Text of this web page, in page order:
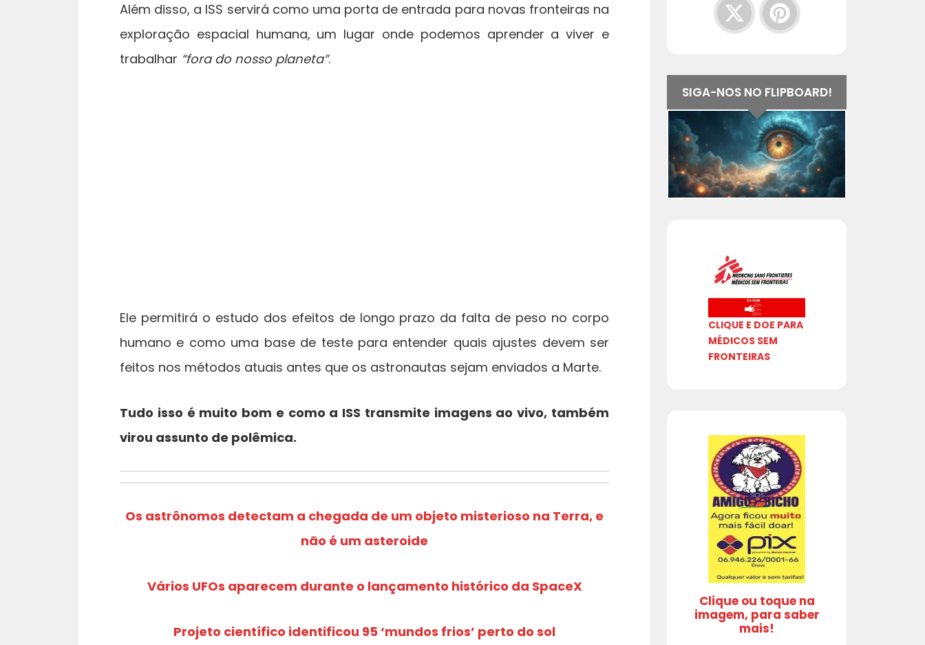
Além disso, a ISS servirá como uma porta de entrada para novas fronteiras na
exploração espacial humana, um lugar onde podemos aprender a viver e
trabalhar “fora do nosso planeta”.
Ele permitirá o estudo dos efeitos de longo prazo da falta de peso no corpo
humano e como uma base de teste para entender quais ajustes devem ser
feitos nos métodos atuais antes que os astronautas sejam enviados a Marte.
Tudo isso é muito bom e como a ISS transmite imagens ao vivo, também
virou assunto de polêmica.
Os astrônomos detectam a chegada de um objeto misterioso na Terra, e
não é um asteroide
Vários UFOs aparecem durante o lançamento histórico da SpaceX
Projeto científico identificou 95 ‘mundos frios’ perto do sol
SIGA-NOS NO FLIPBOARD!
CLIQUE E DOE PARA
MÉDICOS SEM
FRONTEIRAS
Clique ou toque na
imagem, para saber
mais!